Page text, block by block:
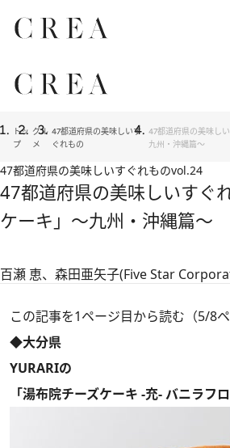
トッ
プ
グル
メ
47都道府県の美味しいす
ぐれもの
47都道府県の美味し
九州・沖縄篇～
47都道府県の美味しいすぐれものvol.24
47都道府県の美味しいすぐ
ケーキ」～九州・沖縄篇～
百瀬 恵、森田亜矢子(Five Star
この記事を1ページ目から読む（5/8ペ
◆大分県
YURARIの
「湯布院チーズケーキ -充- バニラフロ